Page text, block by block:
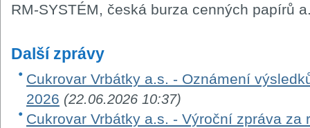
RM-SYSTÉM, česká burza cenných papírů
Další zprávy
Cukrovar Vrbátky a.s. - Oznámení
2026 (22.06.2026 10:37)
Cukrovar Vrbátky a.s. - Výroční zpráva za